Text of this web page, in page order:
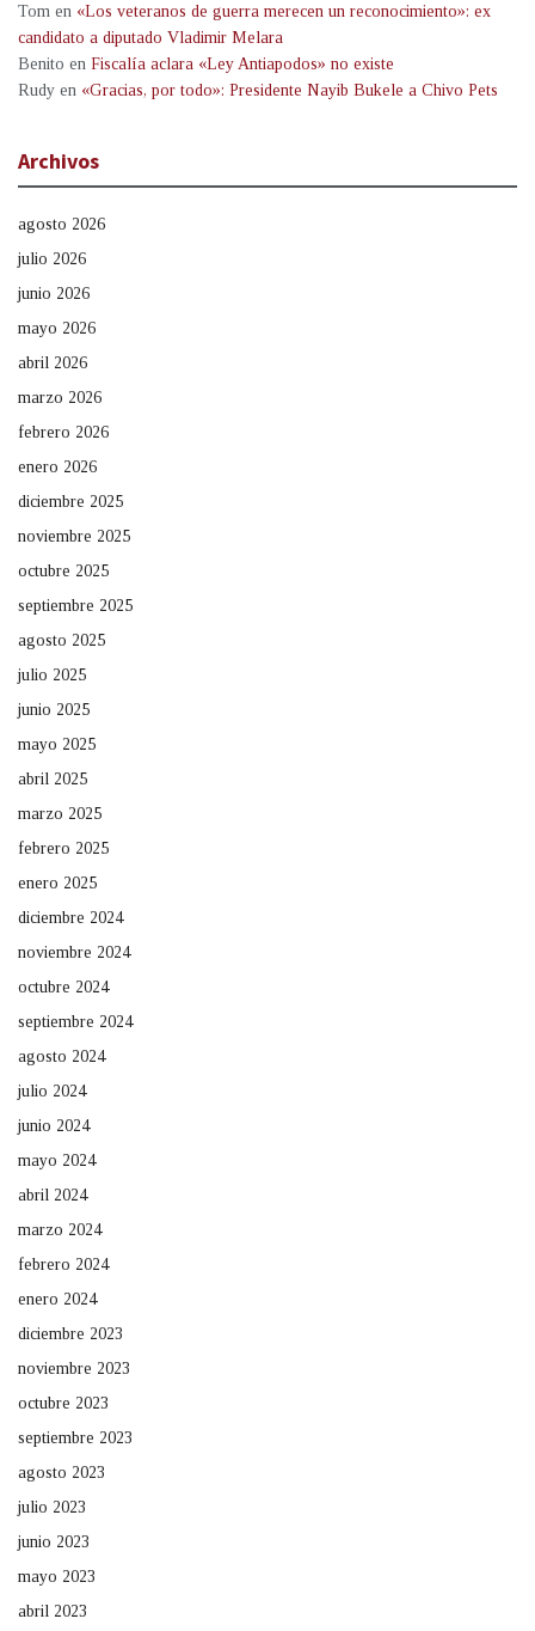
Tom en «Los veteranos de guerra merecen un reconocimiento»: ex
candidato a diputado Vladimir Melara
Benito en Fiscalía aclara «Ley Antiapodos» no existe
Rudy en «Gracias, por todo»: Presidente Nayib Bukele a Chivo Pets
Archivos
agosto 2026
julio 2026
junio 2026
mayo 2026
abril 2026
marzo 2026
febrero 2026
enero 2026
diciembre 2025
noviembre 2025
octubre 2025
septiembre 2025
agosto 2025
julio 2025
junio 2025
mayo 2025
abril 2025
marzo 2025
febrero 2025
enero 2025
diciembre 2024
noviembre 2024
octubre 2024
septiembre 2024
agosto 2024
julio 2024
junio 2024
mayo 2024
abril 2024
marzo 2024
febrero 2024
enero 2024
diciembre 2023
noviembre 2023
octubre 2023
septiembre 2023
agosto 2023
julio 2023
junio 2023
mayo 2023
abril 2023